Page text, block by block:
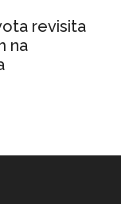
revisita
na